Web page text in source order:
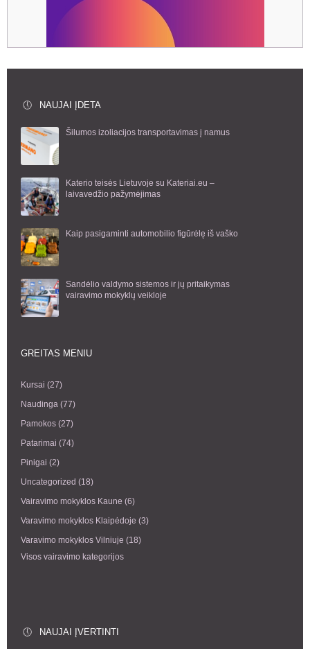
NAUJAI ĮDETA
Šilumos izoliacijos transportavimas į namus
Katerio teisės Lietuvoje su Kateriai.eu –
laivavedžio pažymėjimas
Kaip pasigaminti automobilio figūrėlę iš vaško
Sandėlio valdymo sistemos ir jų pritaikymas
vairavimo mokyklų veikloje
GREITAS MENIU
Kursai (27)
Naudinga (77)
Pamokos (27)
Patarimai (74)
Pinigai (2)
Uncategorized (18)
Vairavimo mokyklos Kaune (6)
Varavimo mokyklos Klaipėdoje (3)
Varavimo mokyklos Vilniuje (18)
Visos vairavimo kategorijos
NAUJAI ĮVERTINTI